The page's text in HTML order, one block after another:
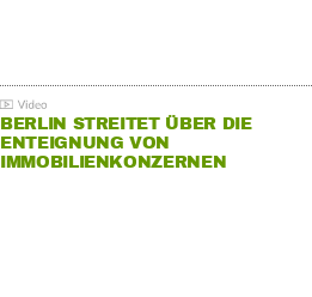
BERLIN STREITET ÜBER DIE
ENTEIGNUNG VON
IMMOBILIENKONZERNEN